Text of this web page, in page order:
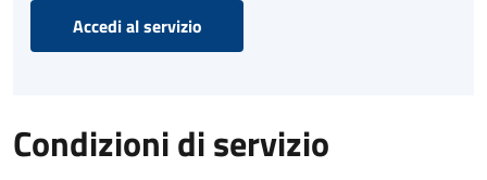
Accedi al servizio
Condizioni di servizio